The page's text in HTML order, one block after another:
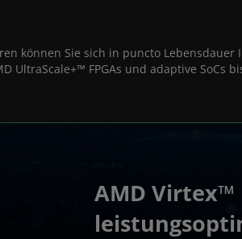
können Sie sich in puncto Lebensdauer
UltraScale+™ FPGAs und adaptive SoCs
AMD Virtex™